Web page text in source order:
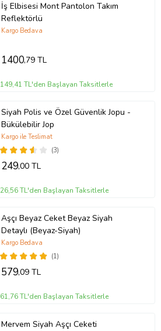
İş Elbisesi Mont Pantolon Takım
Reflektörlü
Kargo Bedava
1400,79 TL
149,41 TL'den Başlayan Taksitlerle
Siyah Polis ve Özel Güvenlik Jopu -
Bükülebilir Jop
(3)
Kargo ile Teslimat
249,00 TL
26,56 TL'den Başlayan Taksitlerle
Aşçı Beyaz Ceket Beyaz Siyah
Detaylı (Beyaz-Siyah)
(1)
Kargo Bedava
579,09 TL
61,76 TL'den Başlayan Taksitlerle
Mervem Siyah Aşçı Ceketi